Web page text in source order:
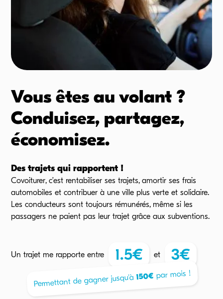
Vous êtes au volant ?
Conduisez, partagez,
économisez.
Des trajets qui rapportent !
Covoiturer, c’est rentabiliser ses trajets, amortir ses frais
automobiles et contribuer à une ville plus verte et solidaire.
Les conducteurs sont toujours rémunérés, même si les
passagers ne paient pas leur trajet grâce aux subventions.
Un trajet me rapporteentre 1.5€ et 3€
Permettant de gagner jusqu'à150€ par mois !